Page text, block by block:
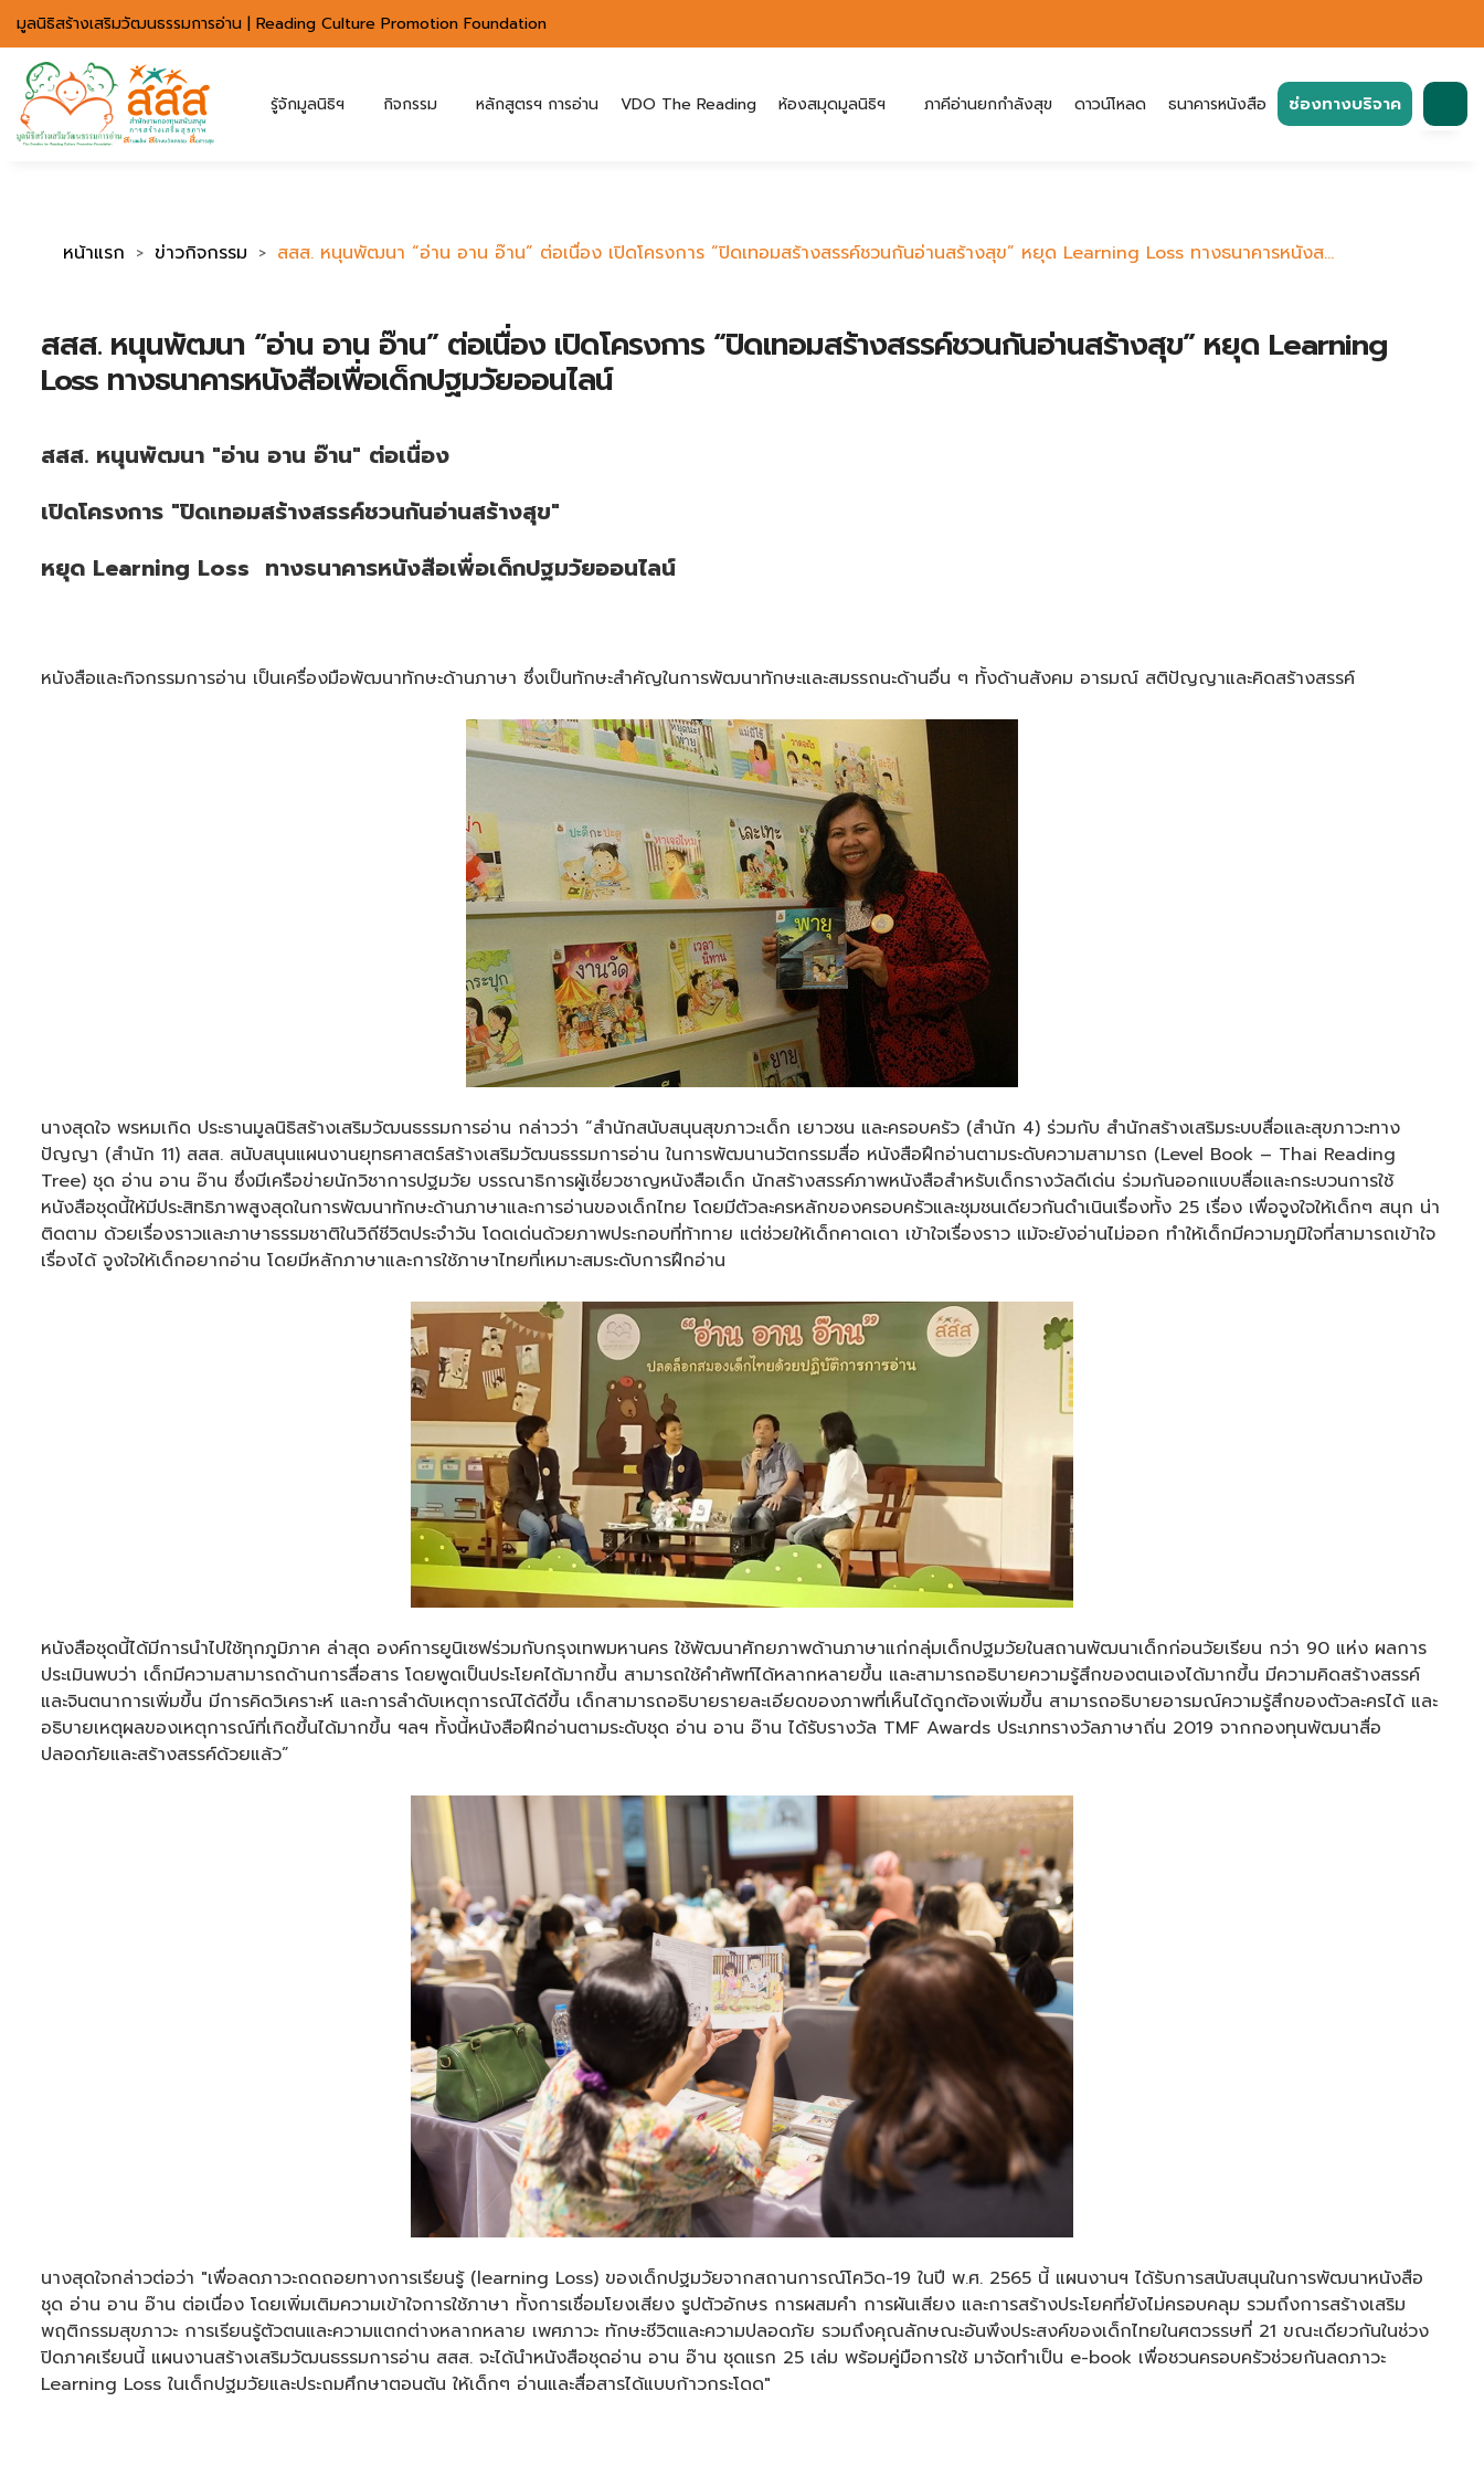
มาตรฐานการเข้าถึงเว็บ WCAG 2.2 AA
มูลนิธิสร้างเสริมวัฒนธรรมการอ่าน | Reading Culture Promotion Foundation
รู้จักมูลนิธิฯ กิจกรรม หลักสูตรฯ การอ่าน VDO The Reading ห้องสมุดมูลนิธิฯ ภาคีอ่านยกกำลังสุข ดาวน์โหลด ธนาคารหนังสือ ช่องทางบริจาค
ค้นหา
หน้าแรก ข่าวกิจกรรม สสส. หนุนพัฒนา “อ่าน อาน อ๊าน” ต่อเนื่อง เปิดโครงการ “ปิดเทอมสร้างสรรค์ชวนกันอ่านสร้างสุข” หยุด Learning Loss ทางธนาคารหนังส...
สสส. หนุนพัฒนา “อ่าน อาน อ๊าน” ต่อเนื่อง เปิดโครงการ “ปิดเทอมสร้างสรรค์ชวนกันอ่านสร้างสุข” หยุด Learning
Loss ทางธนาคารหนังสือเพื่อเด็กปฐมวัยออนไลน์
สสส. หนุนพัฒนา "อ่าน อาน อ๊าน" ต่อเนื่อง
เปิดโครงการ "ปิดเทอมสร้างสรรค์ชวนกันอ่านสร้างสุข"
หยุด Learning Loss ทางธนาคารหนังสือเพื่อเด็กปฐมวัยออนไลน์
หนังสือและกิจกรรมการอ่าน เป็นเครื่องมือพัฒนาทักษะด้านภาษา ซึ่งเป็นทักษะสำคัญในการพัฒนาทักษะและสมรรถนะด้านอื่น ๆ ทั้งด้านสังคม อารมณ์ สติปัญญาและคิดสร้างสรรค์
นางสุดใจ พรหมเกิด ประธานมูลนิธิสร้างเสริมวัฒนธรรมการอ่าน กล่าวว่า “สำนักสนับสนุนสุขภาวะเด็ก เยาวชน และครอบครัว (สำนัก 4) ร่วมกับ สำนักสร้างเสริมระบบสื่อและสุขภาวะทาง
ปัญญา (สำนัก 11) สสส. สนับสนุนแผนงานยุทธศาสตร์สร้างเสริมวัฒนธรรมการอ่าน ในการพัฒนานวัตกรรมสื่อ หนังสือฝึกอ่านตามระดับความสามารถ (Level Book – Thai Reading
Tree) ชุด อ่าน อาน อ๊าน ซึ่งมีเครือข่ายนักวิชาการปฐมวัย บรรณาธิการผู้เชี่ยวชาญหนังสือเด็ก นักสร้างสรรค์ภาพหนังสือสำหรับเด็กรางวัลดีเด่น ร่วมกันออกแบบสื่อและกระบวนการใช้
หนังสือชุดนี้ให้มีประสิทธิภาพสูงสุดในการพัฒนาทักษะด้านภาษาและการอ่านของเด็กไทย โดยมีตัวละครหลักของครอบครัวและชุมชนเดียวกันดำเนินเรื่องทั้ง 25 เรื่อง เพื่อจูงใจให้เด็กๆ สนุก น่า
ติดตาม ด้วยเรื่องราวและภาษาธรรมชาติในวิถีชีวิตประจำวัน โดดเด่นด้วยภาพประกอบที่ท้าทาย แต่ช่วยให้เด็กคาดเดา เข้าใจเรื่องราว แม้จะยังอ่านไม่ออก ทำให้เด็กมีความภูมิใจที่สามารถเข้าใจ
เรื่องได้ จูงใจให้เด็กอยากอ่าน โดยมีหลักภาษาและการใช้ภาษาไทยที่เหมาะสมระดับการฝึกอ่าน
หนังสือชุดนี้ได้มีการนำไปใช้ทุกภูมิภาค ล่าสุด องค์การยูนิเซฟร่วมกับกรุงเทพมหานคร ใช้พัฒนาศักยภาพด้านภาษาแก่กลุ่มเด็กปฐมวัยในสถานพัฒนาเด็กก่อนวัยเรียน กว่า 90 แห่ง ผลการ
ประเมินพบว่า เด็กมีความสามารถด้านการสื่อสาร โดยพูดเป็นประโยคได้มากขึ้น สามารถใช้คำศัพท์ได้หลากหลายขึ้น และสามารถอธิบายความรู้สึกของตนเองได้มากขึ้น มีความคิดสร้างสรรค์
และจินตนาการเพิ่มขึ้น มีการคิดวิเคราะห์ และการลำดับเหตุการณ์ได้ดีขึ้น เด็กสามารถอธิบายรายละเอียดของภาพที่เห็นได้ถูกต้องเพิ่มขึ้น สามารถอธิบายอารมณ์ความรู้สึกของตัวละครได้ และ
อธิบายเหตุผลของเหตุการณ์ที่เกิดขึ้นได้มากขึ้น ฯลฯ ทั้งนี้หนังสือฝึกอ่านตามระดับชุด อ่าน อาน อ๊าน ได้รับรางวัล TMF Awards ประเภทรางวัลภาษาถิ่น 2019 จากกองทุนพัฒนาสื่อ
ปลอดภัยและสร้างสรรค์ด้วยแล้ว”
นางสุดใจกล่าวต่อว่า "เพื่อลดภาวะถดถอยทางการเรียนรู้ (learning Loss) ของเด็กปฐมวัยจากสถานการณ์โควิด-19 ในปี พ.ศ. 2565 นี้ แผนงานฯ ได้รับการสนับสนุนในการพัฒนาหนังสือ
ชุด อ่าน อาน อ๊าน ต่อเนื่อง โดยเพิ่มเติมความเข้าใจการใช้ภาษา ทั้งการเชื่อมโยงเสียง รูปตัวอักษร การผสมคำ การผันเสียง และการสร้างประโยคที่ยังไม่ครอบคลุม รวมถึงการสร้างเสริม
พฤติกรรมสุขภาวะ การเรียนรู้ตัวตนและความแตกต่างหลากหลาย เพศภาวะ ทักษะชีวิตและความปลอดภัย รวมถึงคุณลักษณะอันพึงประสงค์ของเด็กไทยในศตวรรษที่ 21 ขณะเดียวกันในช่วง
ปิดภาคเรียนนี้ แผนงานสร้างเสริมวัฒนธรรมการอ่าน สสส. จะได้นำหนังสือชุดอ่าน อาน อ๊าน ชุดแรก 25 เล่ม พร้อมคู่มือการใช้ มาจัดทำเป็น e-book เพื่อชวนครอบครัวช่วยกันลดภาวะ
Learning Loss ในเด็กปฐมวัยและประถมศึกษาตอนต้น ให้เด็กๆ อ่านและสื่อสารได้แบบก้าวกระโดด"